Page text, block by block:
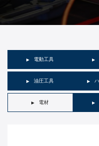
電動工具
油圧工具
電材